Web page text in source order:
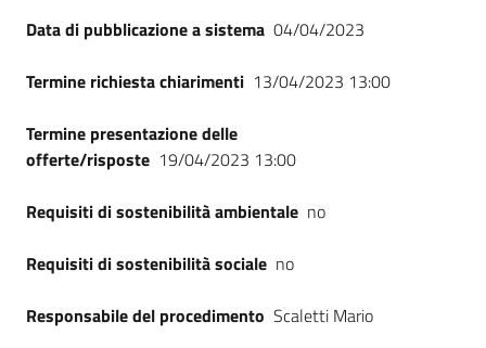
Data di pubblicazione a sistema 04/04/2023
Termine richiesta chiarimenti 13/04/2023 13:00
Termine presentazione delle
offerte/risposte 19/04/2023 13:00
Requisiti di sostenibilità ambientale no
Requisiti di sostenibilità sociale no
Responsabile del procedimento Scaletti Mario